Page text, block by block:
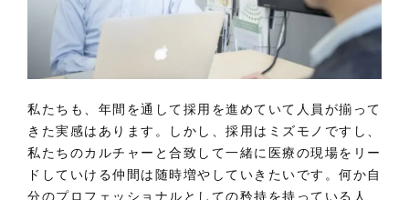
私たちも、年間を通して採用を進めていて人員が揃って
きた実感はあります。しかし、採用はミズモノですし、
私たちのカルチャーと合致して一緒に医療の現場をリー
ドしていける仲間は随時増やしていきたいです。何か自
分のプロフェッショナルとしての矜持を持っている人、